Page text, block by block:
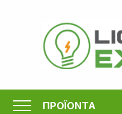
περιεχόμενο
ΠΡΟΪΟΝΤΑ